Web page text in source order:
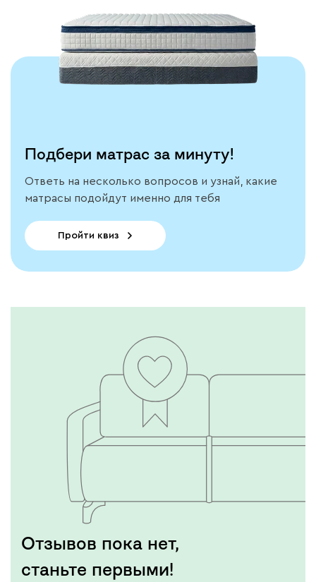
Подбери матрас за минуту!
Ответь на несколько вопросов и узнай, какие
матрасы подойдут именно для тебя
Пройти квиз
Отзывов пока нет,
станьте первыми!